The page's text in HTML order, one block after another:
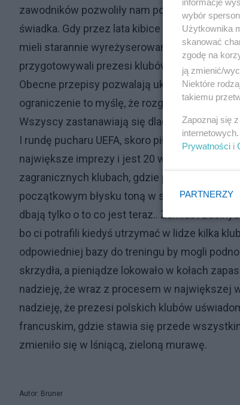
zawodników pozwoliły nam poznać olbrzymią
świadka. Gdy przez lata kibice płacili za
mieli starannie wyreżyserowany spektakl,
przygotowywali prezesi klubów. Nie ma
Obecne przepisy pozwalają ukarać kluby
ograniczenie to myślę, że rozgrywki trzeba by
Wszyscy zastanawiają się dlaczego polska
I rundę pucharu UEFA, skoro piłkarzy mamy
największe imprezy i jest 20 w światowym
zagranicznych klubach, gdzie podnoszą
początkowym błysku toną w szarości. W
dbają tylko o to co jest teraz.. Zamiast
bo ci potrafili kiedyś utrzymać w lidze kilka
odpowiedniej bazy do treningu by mogli
skrzydła, a pieniądze lokowało w kołach
nadzieję, że wraz z procesem w największej
nadzieję, że prezesi polskich klubów
francuskim, gdzie stawia się przede
zmieniło się w lśniącą, zieloną murawę.
Autor: Bruner
wybór
Użytkownika
skanować
zgodę na
ją zmienić/
Niektóre
takiemu
Zapoznaj się
Prywatności i
PARTNERZY